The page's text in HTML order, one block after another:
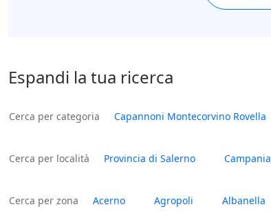
Espandi la tua ricerca
Cerca per categoria Capannoni Montecorvino Rovella
Cerca per località Provincia di Salerno Campania
Cerca per zona Acerno Agropoli Albanella